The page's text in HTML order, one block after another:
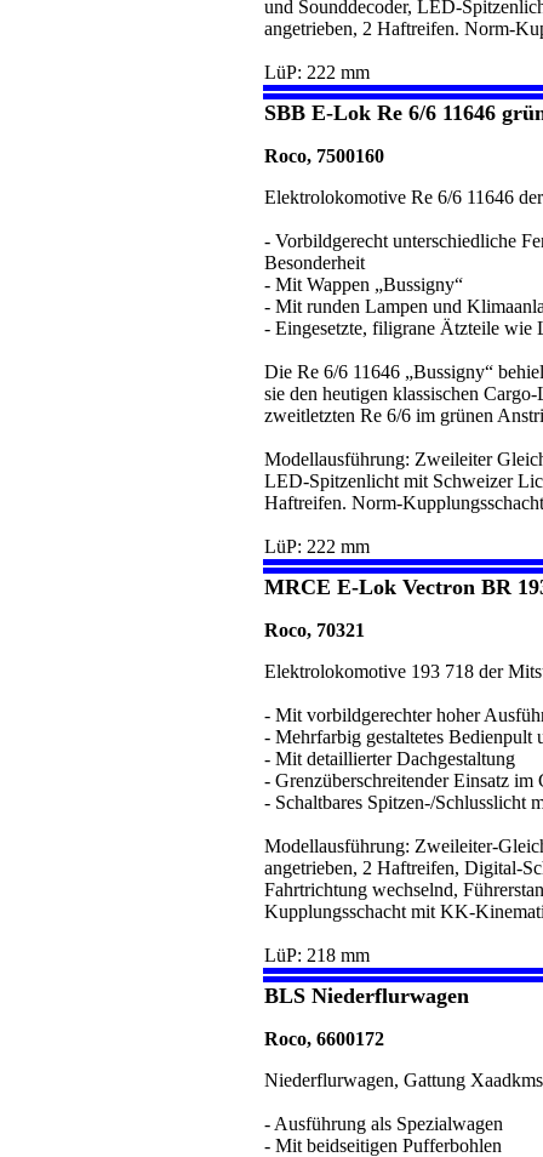
und Sounddecoder, LED-
angetrieben, 2 Haftreifen. Norm-
LüP: 222 mm
SBB E-Lok Re 6/6 11646
Roco, 7500160
Elektrolokomotive Re 6/6 11646
- Vorbildgerecht unterschiedliche
Besonderheit
- Mit Wappen „Bussigny“
- Mit runden Lampen und
- Eingesetzte, filigrane Ätzteile wie
Die Re 6/6 11646 „Bussigny“
sie den heutigen klassischen
zweitletzten Re 6/6 im grünen
Modellausführung: Zweileiter
LED-Spitzenlicht mit Schweizer
Haftreifen. Norm-
LüP: 222 mm
MRCE E-Lok Vectron BR
Roco, 70321
Elektrolokomotive 193 718 der
- Mit vorbildgerechter hoher
- Mehrfarbig gestaltetes Bedienpult
- Mit detaillierter Dachgestaltung
- Grenzüberschreitender Einsatz im
- Schaltbares Spitzen-/Schlusslicht
Modellausführung: Zweileiter-
angetrieben, 2 Haftreifen, Digital-
Fahrtrichtung wechselnd,
Kupplungsschacht mit KK-
LüP: 218 mm
BLS Niederflurwagen
Roco, 6600172
Niederflurwagen, Gattung
- Ausführung als Spezialwagen
- Mit beidseitigen Pufferbohlen